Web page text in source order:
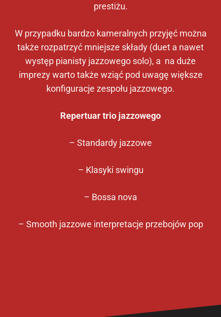
prestiżu.
W przypadku bardzo kameralnych przyjęć można
także rozpatrzyć mniejsze składy (duet a nawet
występ pianisty jazzowego solo), a na duże
imprezy warto także wziąć pod uwagę większe
konfiguracje zespołu jazzowego.
Repertuar trio jazzowego
– Standardy jazzowe
– Klasyki swingu
– Bossa nova
– Smooth jazzowe interpretacje przebojów pop